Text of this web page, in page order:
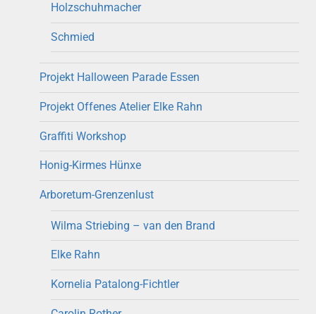
Holzschuhmacher
Schmied
Projekt Halloween Parade Essen
Projekt Offenes Atelier Elke Rahn
Graffiti Workshop
Honig-Kirmes Hünxe
Arboretum-Grenzenlust
Wilma Striebing – van den Brand
Elke Rahn
Kornelia Patalong-Fichtler